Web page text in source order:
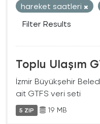
hareket saatleri
Filter Results
Toplu Ulaşım
İzmir Büyükşehir
ait GTFS veri seti
5 ZIP 19 MB